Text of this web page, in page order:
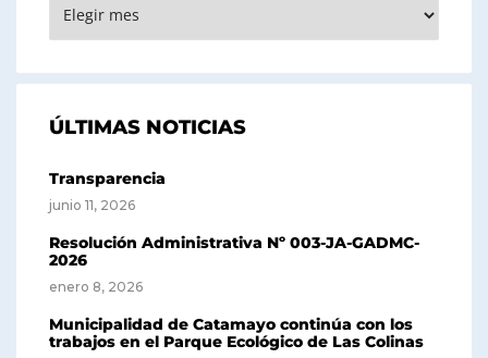
ÚLTIMAS NOTICIAS
Transparencia
junio 11, 2026
Resolución Administrativa Nº 003-JA-GADMC-
2026
enero 8, 2026
Municipalidad de Catamayo continúa con los
trabajos en el Parque Ecológico de Las Colinas